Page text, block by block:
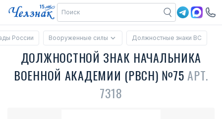
России Вооруженные силы Должностные знаки ВС
ДОЛЖНОСТНОЙ ЗНАК НАЧАЛЬНИКА
ВОЕННОЙ АКАДЕМИИ (РВСН) №75АРТ.
7318